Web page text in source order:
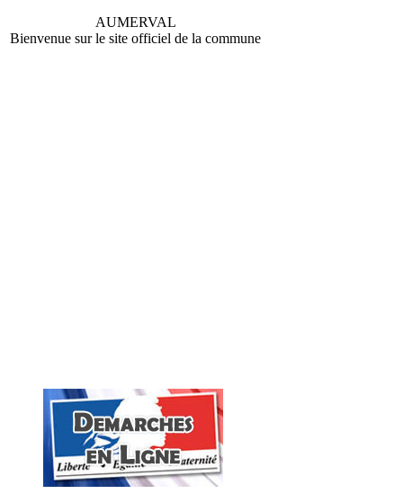
AUMERVAL
Bienvenue sur le site officiel de la commune